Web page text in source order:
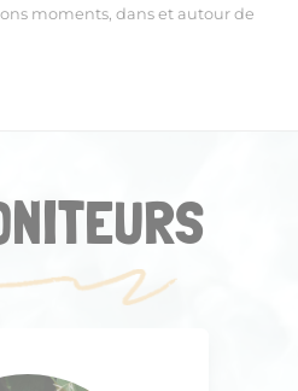
moments, dans et autour de